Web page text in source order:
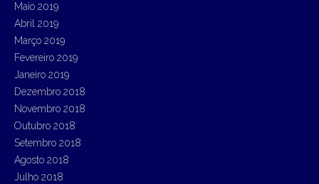
Maio 2019
Abril 2019
Março 2019
Fevereiro 2019
Janeiro 2019
Dezembro 2018
Novembro 2018
Outubro 2018
Setembro 2018
Agosto 2018
Julho 2018